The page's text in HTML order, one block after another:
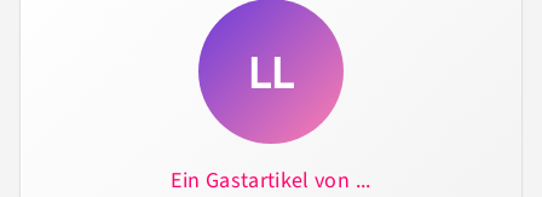
LL
Ein Gastartikel von ...